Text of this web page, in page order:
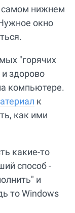
самом нижнем
окно
"горячих
здорово
компьютере.
к
как ими
какие-то
способ -
и
то Windows